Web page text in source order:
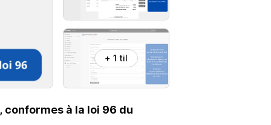
+ 1 til
conformes à la loi 96 du